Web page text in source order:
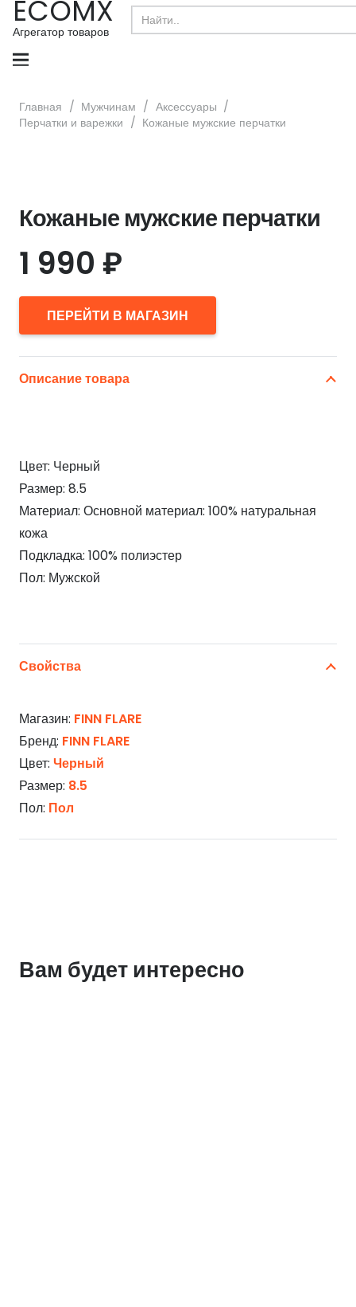
ECOMX
Агрегатор товаров
Search
for:
Главная / Мужчинам / Аксессуары /
Перчатки и варежки / Кожаные мужские перчатки
Кожаные мужские перчатки
1 990 ₽
ПЕРЕЙТИ В МАГАЗИН
Описание товара
Цвет: Черный
Размер: 8.5
Материал: Основной материал: 100% натуральная
кожа
Подкладка: 100% полиэстер
Пол: Мужской
Свойства
Магазин: FINN FLARE
Бренд: FINN FLARE
Цвет: Черный
Размер: 8.5
Пол: Пол
Вам будет интересно